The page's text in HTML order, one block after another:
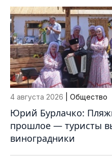
4 августа 2026 | Общество
Юрий Бурлачко:
прошлое — туристы
виноградники